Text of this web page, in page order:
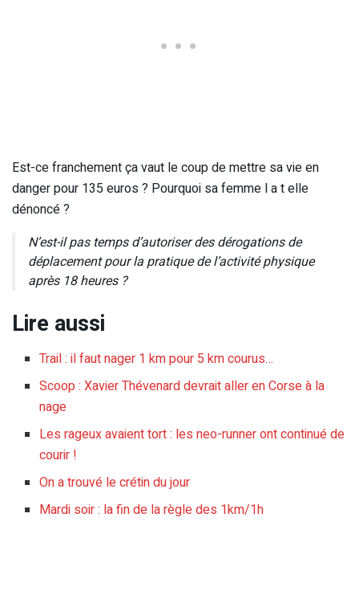
Est-ce franchement ça vaut le coup de mettre sa vie en
danger pour 135 euros ? Pourquoi sa femme l a t elle
dénoncé ?
N’est-il pas temps d’autoriser des dérogations de
déplacement pour la pratique de l’activité physique
après 18 heures ?
Lire aussi
Trail : il faut nager 1 km pour 5 km courus…
Scoop : Xavier Thévenard devrait aller en Corse à la
nage
Les rageux avaient tort : les neo-runner ont continué de
courir !
On a trouvé le crétin du jour
Mardi soir : la fin de la règle des 1km/1h